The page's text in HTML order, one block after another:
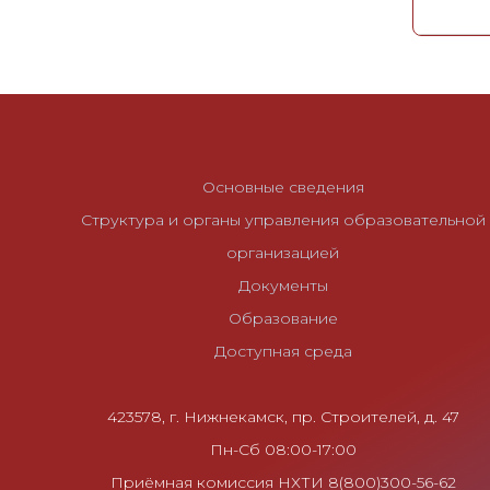
Основные сведения
Структура и органы управления образовательной
организацией
Документы
Образование
Доступная среда
423578, г. Нижнекамск, пр. Строителей, д. 47
Пн-Сб 08:00-17:00
Приёмная комиссия НХТИ 8(800)300-56-62